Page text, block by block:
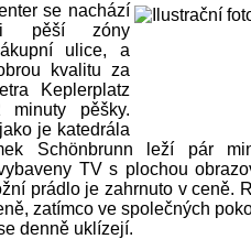
se nachází
pěší zóny
ulice, a
kvalitu za
Keplerplatz
pěšky.
je katedrála
Schönbrunn leží pár
TV s plochou
prádlo je zahrnuto v ceně.
zatímco ve společných
denně uklízejí.